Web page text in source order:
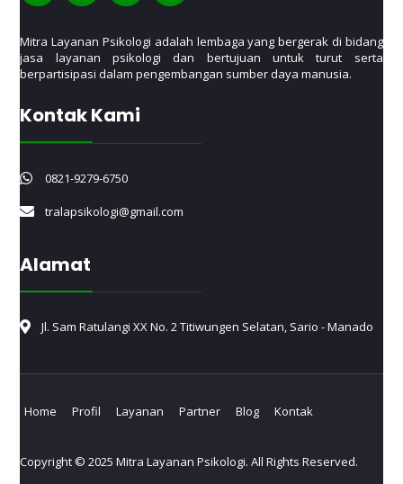
Mitra Layanan Psikologi adalah lembaga yang bergerak di bidang
jasa layanan psikologi dan bertujuan untuk turut serta
berpartisipasi dalam pengembangan sumber daya manusia.
Kontak Kami
0821-9279-6750
tralapsikologi@gmail.com
Alamat
Jl. Sam Ratulangi XX No. 2 Titiwungen Selatan, Sario - Manado
Home Profil Layanan Partner Blog Kontak
Copyright © 2025 Mitra Layanan Psikologi. All Rights Reserved.